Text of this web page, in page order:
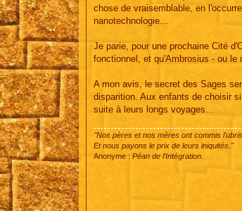
a
g
chose de vraisemblable, en
nanotechnologie...
Je parie, pour une prochaine Cité
fonctionnel, et qu'Ambrosius - ou le
A mon avis, le secret des Sages
disparition. Aux enfants de choisir
suite à leurs longs voyages...
"Nos pères et nos mères ont commis
Et nous payons le prix de leurs iniquités."
Anonyme : Péan de l'Intégration